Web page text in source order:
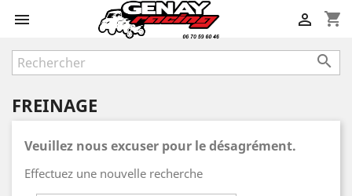
 shopping_cart


FREINAGE
Veuillez nous excuser pour le désagrément.
Effectuez une nouvelle recherche